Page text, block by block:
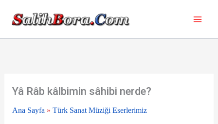
Yâ Râb kâlbimin sâhibi nerde?
Ana Sayfa » Türk Sanat Müziği Eserlerimiz